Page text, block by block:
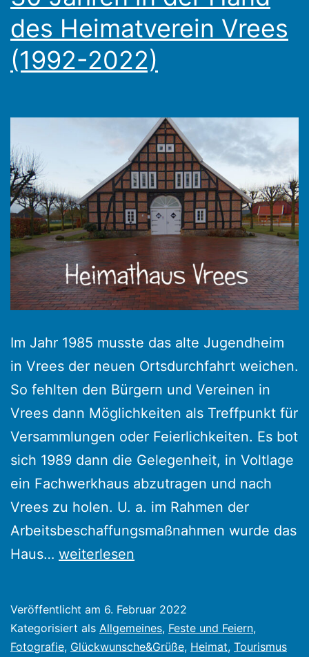
des Heimatverein Vrees
(1992-2022)
Im Jahr 1985 musste das alte Jugendheim
in Vrees der neuen Ortsdurchfahrt weichen.
So fehlten den Bürgern und Vereinen in
Vrees dann Möglichkeiten als Treffpunkt für
Versammlungen oder Feierlichkeiten. Es bot
sich 1989 dann die Gelegenheit, in Voltlage
ein Fachwerkhaus abzutragen und nach
Vrees zu holen. U. a. im Rahmen der
Arbeitsbeschaffungsmaßnahmen wurde das
Haus… Heimathaus
diesem
Jahr
weiterlesen
Veröffentlicht am 6. Februar 2022
Kategorisiert als Allgemeines, Feste und Feiern,
Fotografie, Glückwunsche&Grüße, Heimat, Tourismus